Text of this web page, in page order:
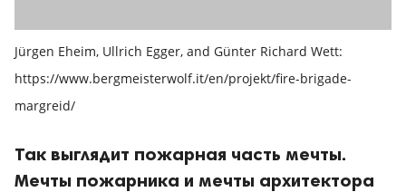
Jürgen Eheim, Ullrich Egger, and Günter Richard Wett:
https://www.bergmeisterwolf.it/en/projekt/fire-brigade-
margreid/
Так выглядит пожарная часть мечты.
Мечты пожарника и мечты архитектора